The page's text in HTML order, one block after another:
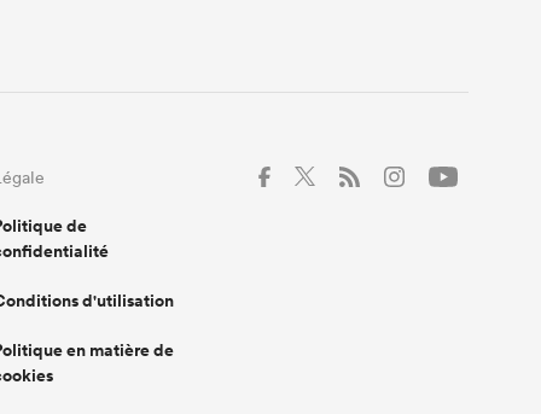
de
d'utilisation
en matière de